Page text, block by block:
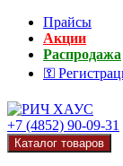
Прайсы
Акции
Распродажа
⚿
+7 (4852) 90-09-31
Каталог товаров